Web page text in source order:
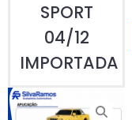
SPORT
04/12
IMPORTADA